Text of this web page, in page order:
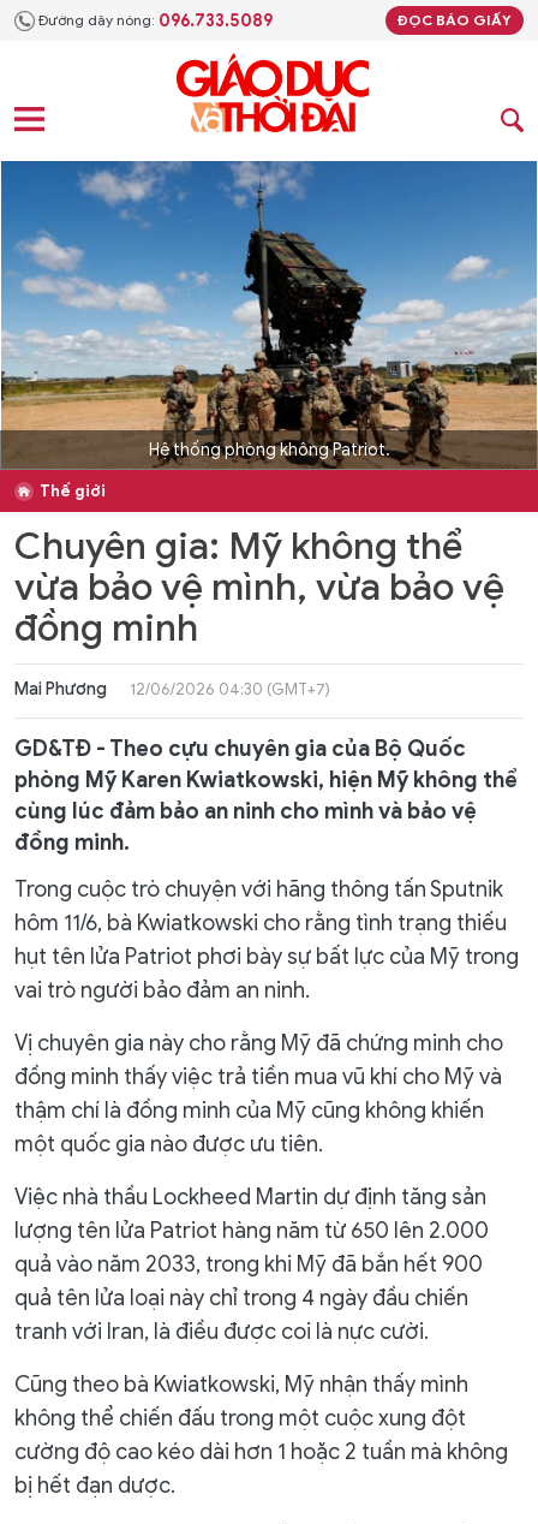
Đường dây nóng: 096.733.5089 ĐỌC BÁO GIẤY
Hệ thống phòng không Patriot.
Thế giới
Chuyên gia: Mỹ không thể
vừa bảo vệ mình, vừa bảo vệ
đồng minh
Mai Phương 12/06/2026 04:30 (GMT+7)
GD&TĐ - Theo cựu chuyên gia của Bộ Quốc
phòng Mỹ Karen Kwiatkowski, hiện Mỹ không thể
cùng lúc đảm bảo an ninh cho mình và bảo vệ
đồng minh.
Trong cuộc trò chuyện với hãng thông tấn Sputnik
hôm 11/6, bà Kwiatkowski cho rằng tình trạng thiếu
hụt tên lửa Patriot phơi bày sự bất lực của Mỹ trong
vai trò người bảo đảm an ninh.
Vị chuyên gia này cho rằng Mỹ đã chứng minh cho
đồng minh thấy việc trả tiền mua vũ khí cho Mỹ và
thậm chí là đồng minh của Mỹ cũng không khiến
một quốc gia nào được ưu tiên.
Việc nhà thầu Lockheed Martin dự định tăng sản
lượng tên lửa Patriot hàng năm từ 650 lên 2.000
quả vào năm 2033, trong khi Mỹ đã bắn hết 900
quả tên lửa loại này chỉ trong 4 ngày đầu chiến
tranh với Iran, là điều được coi là nực cười.
Cũng theo bà Kwiatkowski, Mỹ nhận thấy mình
không thể chiến đấu trong một cuộc xung đột
cường độ cao kéo dài hơn 1 hoặc 2 tuần mà không
bị hết đạn dược.